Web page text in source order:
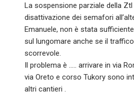
La sospensione parziale della Ztl
disattivazione dei semafori
Emanuele, non è stata
sul lungomare anche se il
scorrevole.
Il problema è ….. arrivare in via
via Oreto e corso Tukory sono
altri cantieri .